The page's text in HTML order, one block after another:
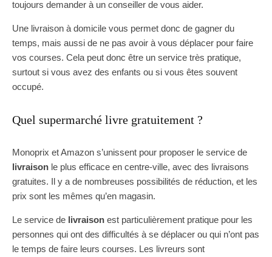
toujours demander à un conseiller de vous aider.
Une livraison à domicile vous permet donc de gagner du
temps, mais aussi de ne pas avoir à vous déplacer pour faire
vos courses. Cela peut donc être un service très pratique,
surtout si vous avez des enfants ou si vous êtes souvent
occupé.
Quel supermarché livre gratuitement ?
Monoprix et Amazon s’unissent pour proposer le service de
livraison le plus efficace en centre-ville, avec des livraisons
gratuites. Il y a de nombreuses possibilités de réduction, et les
prix sont les mêmes qu’en magasin.
Le service de livraison est particulièrement pratique pour les
personnes qui ont des difficultés à se déplacer ou qui n’ont pas
le temps de faire leurs courses. Les livreurs sont